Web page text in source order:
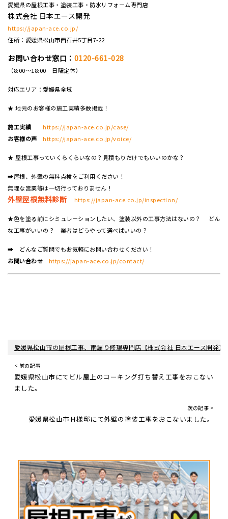
愛媛県の屋根工事・塗装工事・防水リフォーム専門店
株式会社 日本エース開発
https://japan-ace.co.jp/
住所：愛媛県松山市西石井5丁目7-22
お問い合わせ窓口： 0120-661-028
（8:00～18:00 日曜定休）
対応エリア：愛媛県全域
★ 地元のお客様の施工実績多数掲載！
施工実績
https://japan-ace.co.jp/case/
お客様の声
https://japan-ace.co.jp/voice/
★ 屋根工事っていくらくらいなの？見積もりだけでもいいのかな？
➡屋根、外壁の無料点検をご利用ください！
無理な営業等は一切行っておりません！
外壁屋根無料診断 https://japan-ace.co.jp/inspection/
★色を塗る前にシミュレーションしたい、塗装以外の工事方法はないの？ どん
な工事がいいの？ 業者はどうやって選べばいいの？
➡ どんなご質問でもお気軽にお問い合わせください！
お問い合わせ
https://japan-ace.co.jp/contact/
愛媛県松山市の屋根工事、雨漏り修理専門店【株式会社 日本エース開発】
< 前の記事
愛媛県松山市にてビル屋上のコーキング打ち替え工事をおこない
ました。
次の記事 >
愛媛県松山市Ｈ様邸にて外壁の塗装工事をおこないました。